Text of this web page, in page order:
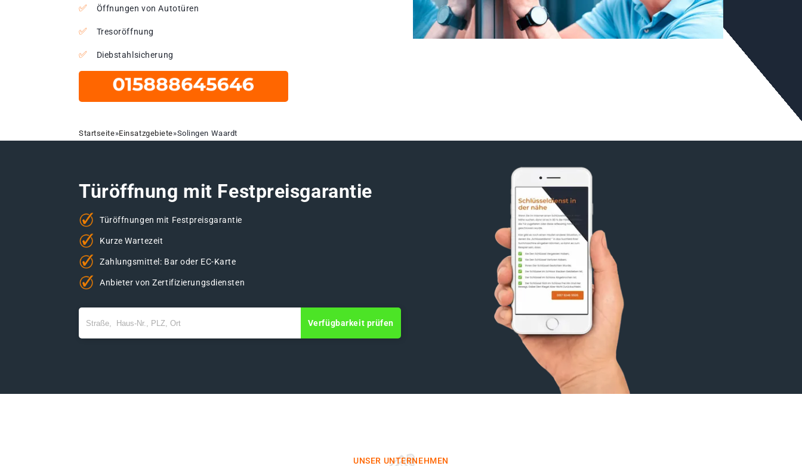
Öffnungen von Autotüren
Tresoröffnung
Diebstahlsicherung
Startseite»Einsatzgebiete»Solingen Waardt
Türöffnung mit Festpreisgarantie
Türöffnungen mit Festpreisgarantie
Kurze Wartezeit
Zahlungsmittel: Bar oder EC-Karte
Anbieter von Zertifizierungsdiensten
Verfügbarkeit prüfen
UNSER UNTERNEHMEN